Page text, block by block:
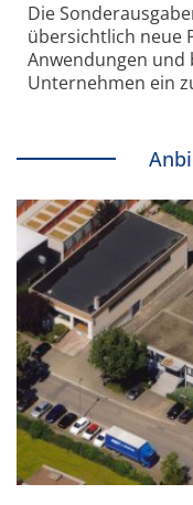
Die
übersichtlich neue
Anwendungen
Unternehmen ein